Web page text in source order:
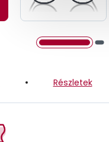
Részletek